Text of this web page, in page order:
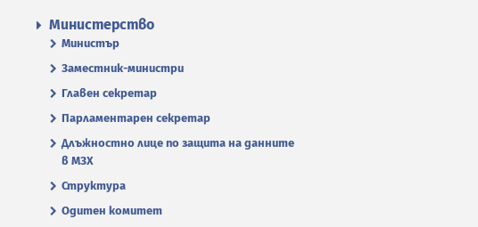
Министерство
Министър
Заместник-министри
Главен секретар
Парламентарен секретар
Длъжностно лице по защита на данните
в МЗХ
Структура
Одитен комитет